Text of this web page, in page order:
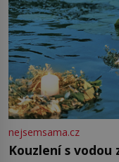
nejsemsama.cz
Kouzlení s